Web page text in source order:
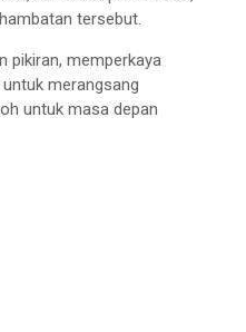
tersebut.
pikiran, memperkaya
merangsang
untuk masa depan